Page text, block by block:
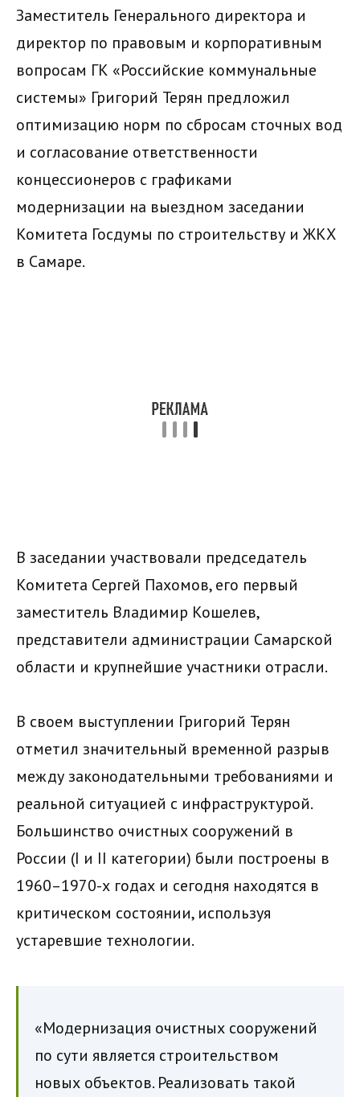
Заместитель Генерального директора и
директор по правовым и корпоративным
вопросам ГК «Российские коммунальные
системы» Григорий Терян предложил
оптимизацию норм по сбросам сточных вод
и согласование ответственности
концессионеров с графиками
модернизации на выездном заседании
Комитета Госдумы по строительству и ЖКХ
в Самаре.
В заседании участвовали председатель
Комитета Сергей Пахомов, его первый
заместитель Владимир Кошелев,
представители администрации Самарской
области и крупнейшие участники отрасли.
В своем выступлении Григорий Терян
отметил значительный временной разрыв
между законодательными требованиями и
реальной ситуацией с инфраструктурой.
Большинство очистных сооружений в
России (I и II категории) были построены в
1960–1970-х годах и сегодня находятся в
критическом состоянии, используя
устаревшие технологии.
«Модернизация очистных сооружений
по сути является строительством
новых объектов. Реализовать такой